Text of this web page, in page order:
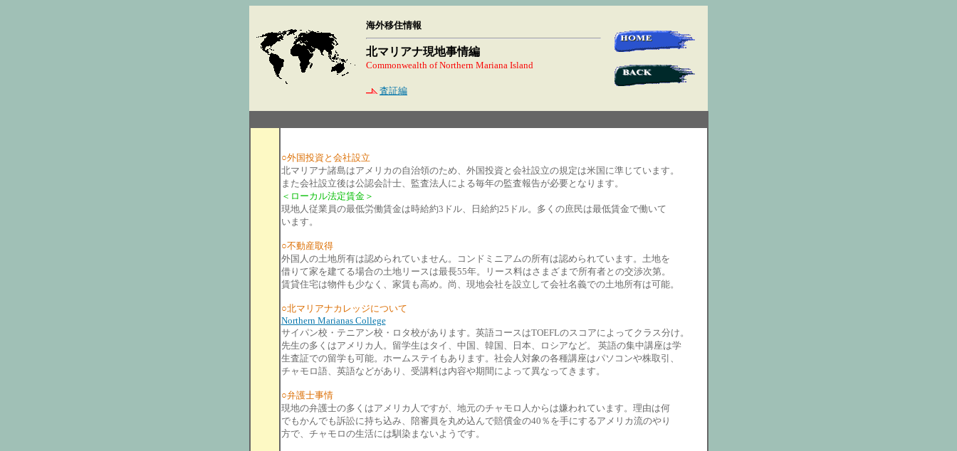
海外移住情報
北マリアナ現地事情編
Commonwealth of Northern Mariana Island
査証編
○外国投資と会社設立
北マリアナ諸島はアメリカの自治領のため、外国投資と会社設立の規定は米国に準じています。
また会社設立後は公認会計士、監査法人による毎年の監査報告が必要となります。
＜ローカル法定賃金＞
現地人従業員の最低労働賃金は時給約3ドル、日給約25ドル。多くの庶民は最低賃金で働いて
います。
○不動産取得
外国人の土地所有は認められていません。コンドミニアムの所有は認められています。土地を
借りて家を建てる場合の土地リースは最長55年。リース料はさまざまで所有者との交渉次第。
賃貸住宅は物件も少なく、家賃も高め。尚、現地会社を設立して会社名義での土地所有は可能。
○北マリアナカレッジについて
Northern Marianas College
サイパン校・テニアン校・ロタ校があります。英語コースはTOEFLのスコアによってクラス分け。
先生の多くはアメリカ人。留学生はタイ、中国、韓国、日本、ロシアなど。 英語の集中講座は学
生査証での留学も可能。ホームステイもあります。社会人対象の各種講座はパソコンや株取引、
チャモロ語、英語などがあり、受講料は内容や期間によって異なってきます。
○弁護士事情
現地の弁護士の多くはアメリカ人ですが、地元のチャモロ人からは嫌われています。理由は何
でもかんでも訴訟に持ち込み、陪審員を丸め込んで賠償金の40％を手にするアメリカ流のやり
方で、チャモロの生活には馴染まないようです。